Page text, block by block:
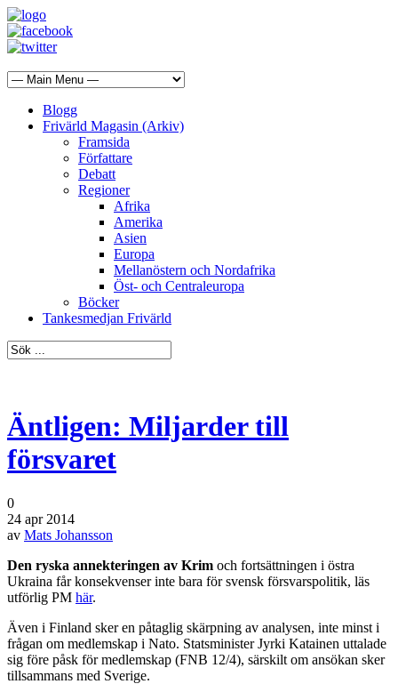
Blogg
Frivärld Magasin (Arkiv)
Framsida
Författare
Debatt
Regioner
Afrika
Amerika
Asien
Europa
Mellanöstern och Nordafrika
Öst- och Centraleuropa
Böcker
Tankesmedjan Frivärld
Äntligen: Miljarder till
försvaret
0
24 apr 2014
av Mats Johansson
Den ryska annekteringen av Krim och fortsättningen i östra
Ukraina får konsekvenser inte bara för svensk försvarspolitik, läs
utförlig PM här.
Även i Finland sker en påtaglig skärpning av analysen, inte minst i
frågan om medlemskap i Nato. Statsminister Jyrki Katainen uttalade
sig före påsk för medlemskap (FNB 12/4), särskilt om ansökan sker
tillsammans med Sverige.